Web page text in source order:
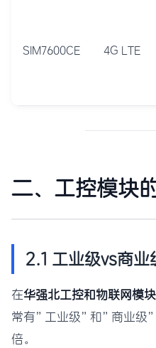
SIM7600CE 4G LTE
二、工控模块
2.1 工业级vs商业
在华强北工控和物联网模
常有”工业级”和”商业级
倍。